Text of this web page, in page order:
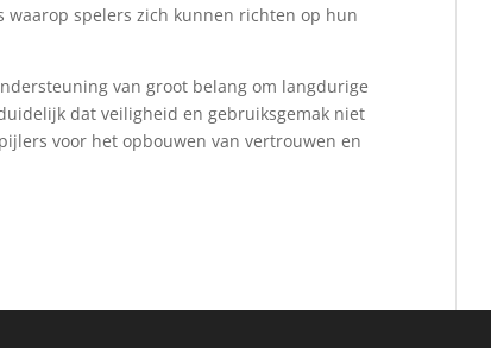
spelers zich kunnen richten op hun
van groot belang om langdurige
dat veiligheid en gebruiksgemak niet
voor het opbouwen van vertrouwen en